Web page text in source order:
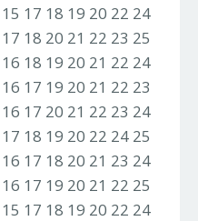
17 18 19 20 22 24
18 20 21 22 23 25
18 19 20 21 22 24
17 19 20 21 22 23
17 20 21 22 23 24
18 19 20 22 24 25
17 18 20 21 23 24
17 19 20 21 22 25
17 18 19 20 22 24